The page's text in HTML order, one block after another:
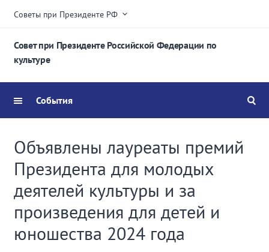
Советы при Президенте РФ
Совет при Президенте Российской Федерации по
культуре
События
Объявлены лауреаты премий
Президента для молодых
деятелей культуры и за
произведения для детей и
юношества 2024 года